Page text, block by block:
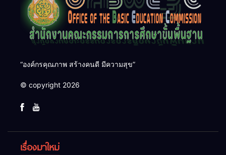
“องค์กรคุณภาพ สร้างคนดี มีความสุข”
© copyright 2026
เรื่องมาใหม่